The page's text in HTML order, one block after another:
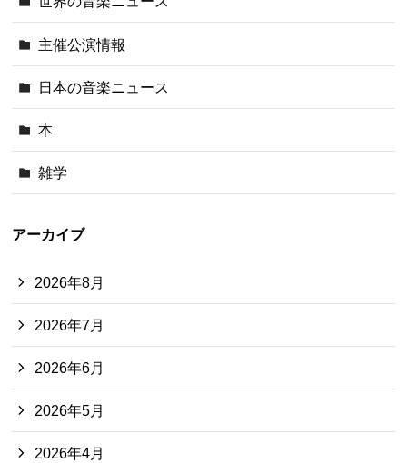
主催公演情報
日本の音楽ニュース
本
雑学
アーカイブ
2026年8月
2026年7月
2026年6月
2026年5月
2026年4月